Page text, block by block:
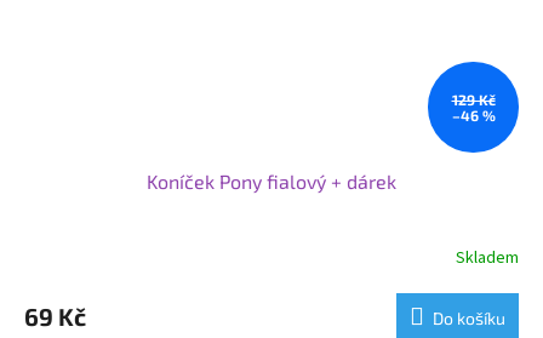
129 Kč
–46 %
Koníček Pony fialový + dárek
Skladem
69 Kč Do košíku